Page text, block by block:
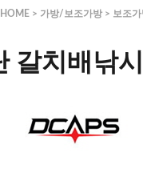
HOME > 가방/보조가방 > 보조
갈치배낚